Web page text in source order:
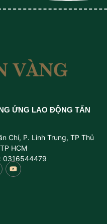
ỨNG LAO ĐỘNG TẤN
Chí, P. Linh Trung, TP Thủ
HCM
0316544479